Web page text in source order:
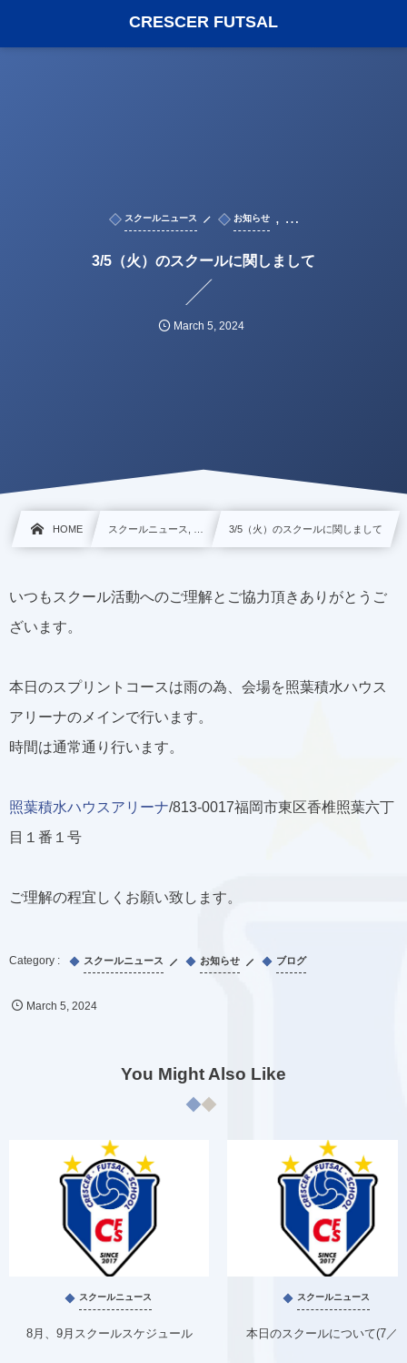
CRESCER FUTSAL
スクールニュース お知らせ , …
3/5（火）のスクールに関しまして
March 5,2024
HOME スクールニュース, … 3/5（火）のスクールに関しまして
いつもスクール活動へのご理解とご協力頂きありがとうご
ざいます。
本日のスプリントコースは雨の為、会場を照葉積水ハウス
アリーナのメインで行います。
時間は通常通り行います。
照葉積水ハウスアリーナ/813-0017福岡市東区香椎照葉六丁
目１番１号
ご理解の程宜しくお願い致します。
スクールニュース お知らせ ブログ
March 5 ,2024
You Might Also Like
スクールニュース
8月、9月スクールスケジュール
スクールニュース
本日のスクールについて(7／1)